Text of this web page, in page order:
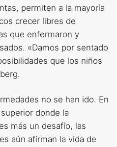
permiten a la mayoría
crecer libres de
que enfermaron y
«Damos por sentado
que los niños
no se han ido. En
donde la
más un desafío, las
aún afirman la vida de